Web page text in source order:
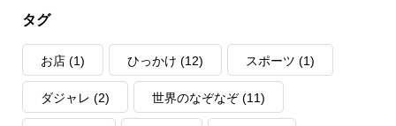
タグ
お店(1) ひっかけ (12) スポーツ (1)
ダジャレ (2) 世界のなぞなぞ(11)